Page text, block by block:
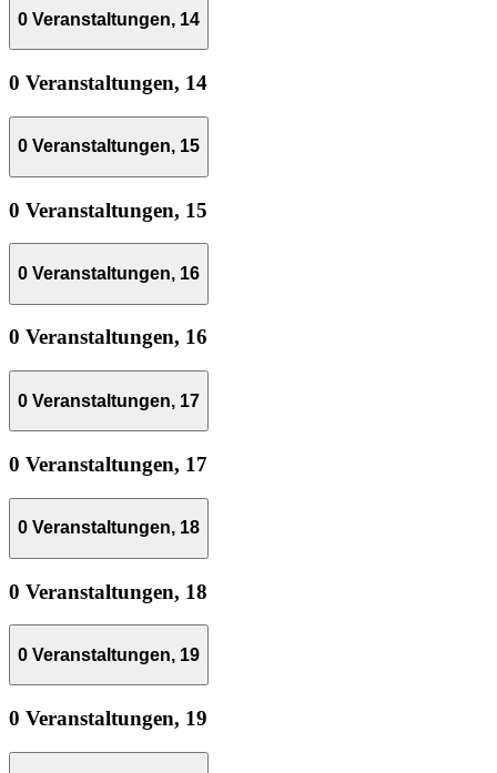
0 Veranstaltungen, 14
0 Veranstaltungen, 14
0 Veranstaltungen, 15
0 Veranstaltungen, 15
0 Veranstaltungen, 16
0 Veranstaltungen, 16
0 Veranstaltungen, 17
0 Veranstaltungen, 17
0 Veranstaltungen, 18
0 Veranstaltungen, 18
0 Veranstaltungen, 19
0 Veranstaltungen, 19